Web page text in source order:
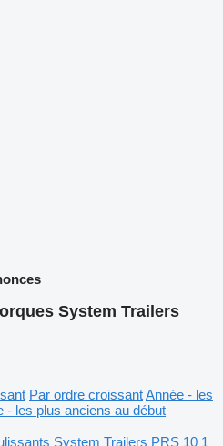
System Trailers
Par ordre croissantAnnée - les
- les plus anciens au début